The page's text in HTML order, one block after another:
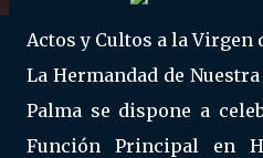
Actos y Cultos a la Virgen
La Hermandad de
Palma se dispone a
Función Principal en